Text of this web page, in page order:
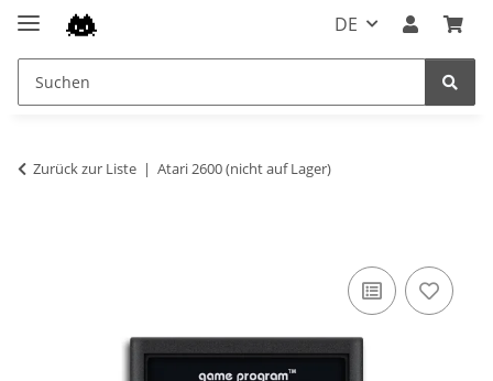
DE
Zurück zur Liste Atari 2600 (nicht auf Lager)